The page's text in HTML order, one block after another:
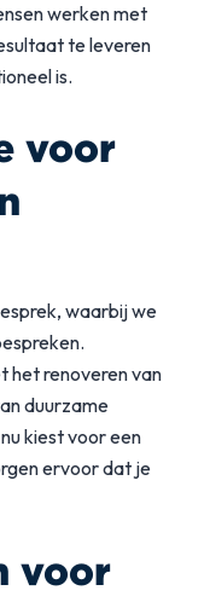
werken met
te leveren
is.
voor
waarbij we
het renoveren van
duurzame
kiest voor een
ervoor dat je
voor